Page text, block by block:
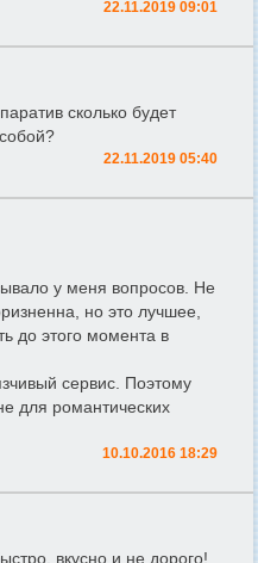
22.11.2019 09:01
сколько будет
22.11.2019 05:40
у меня вопросов. Не
но это лучшее,
до этого момента в
сервис. Поэтому
для романтических
10.10.2016 18:29
вкусно и не дорого!